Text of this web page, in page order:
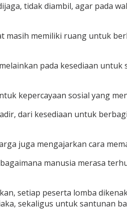
tidak diambil, agar pada
memiliki ruang untuk
pada kesediaan
kepercayaan sosial yang
dari kesediaan untuk
juga mengajarkan cara
manusia merasa
setiap peserta lomba
sekaligus untuk santunan